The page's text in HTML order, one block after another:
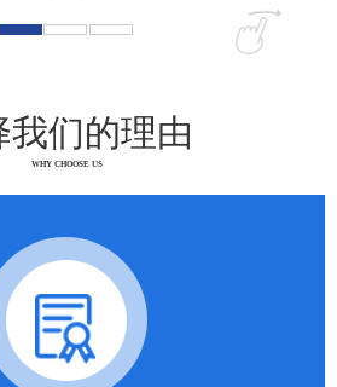
我们的理由
WHY CHOOSE US